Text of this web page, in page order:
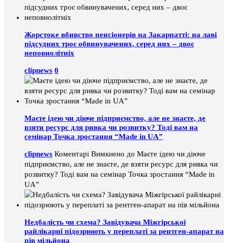
Жорстоке вбивство пенсіонерів на Закарпатті: на лаві
підсудних троє обвинувачених, серед них – двоє
неповнолітніх
clipnews 0
Маєте ідею чи діюче підприємство, але не знаєте, де
взяти ресурс для ривка чи розвитку? Тоді вам на
семінар Точка зростання “Made in UA”
clipnews Коментарі Вимкнено до Маєте ідею чи діюче
підприємство, але не знаєте, де взяти ресурс для ривка чи
розвитку? Тоді вам на семінар Точка зростання “Made in
UA”
Недбалість чи схема? Завідувача Міжгірської
райлікарні підозрюють у переплаті за рентген-апарат на
пів мільйона